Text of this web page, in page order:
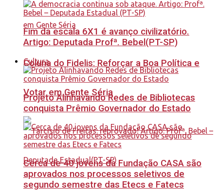
Coluna do Fidelis: Reforçar a Boa Política e
Votar em Gente Séria
Fim da escala 6X1 é avanço civilizatório.
Artigo: Deputada Profª. Bebel(PT-SP)
Cultura
Projeto Alinhavando Redes de Bibliotecas
conquista Prêmio Governador do Estado
Cerca de 40 jovens da Fundação CASA são
aprovados nos processos seletivos de
segundo semestre das Etecs e Fatecs